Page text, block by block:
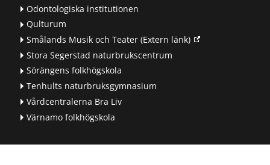
Odontologiska institutionen
Qulturum
Smålands Musik och Teater(Extern länk)
Stora Segerstad naturbrukscentrum
Sörängens folkhögskola
Tenhults naturbruksgymnasium
Vårdcentralerna Bra Liv
Värnamo folkhögskola